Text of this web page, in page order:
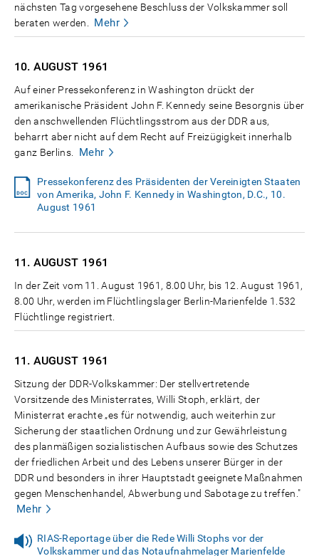
nächsten Tag vorgesehene Beschluss der Volkskammer soll
beraten werden.
Mehr
10. AUGUST 1961
Auf einer Pressekonferenz in Washington drückt der
amerikanische Präsident John F. Kennedy seine Besorgnis über
den anschwellenden Flüchtlingsstrom aus der DDR aus,
beharrt aber nicht auf dem Recht auf Freizügigkeit innerhalb
ganz Berlins.
Mehr
Pressekonferenz des Präsidenten der Vereinigten Staaten
von Amerika, John F. Kennedy in Washington, D.C., 10.
August 1961
11. AUGUST 1961
In der Zeit vom 11. August 1961, 8.00 Uhr, bis 12. August 1961,
8.00 Uhr, werden im Flüchtlingslager Berlin-Marienfelde 1.532
Flüchtlinge registriert.
11. AUGUST 1961
Sitzung der DDR-Volkskammer: Der stellvertretende
Vorsitzende des Ministerrates, Willi Stoph, erklärt, der
Ministerrat erachte „es für notwendig, auch weiterhin zur
Sicherung der staatlichen Ordnung und zur Gewährleistung
des planmäßigen sozialistischen Aufbaus sowie des Schutzes
der friedlichen Arbeit und des Lebens unserer Bürger in der
DDR und besonders in ihrer Hauptstadt geeignete Maßnahmen
gegen Menschenhandel, Abwerbung und Sabotage zu treffen."
Mehr
RIAS-Reportage über die Rede Willi Stophs vor der
Volkskammer und das Notaufnahmelager Marienfelde